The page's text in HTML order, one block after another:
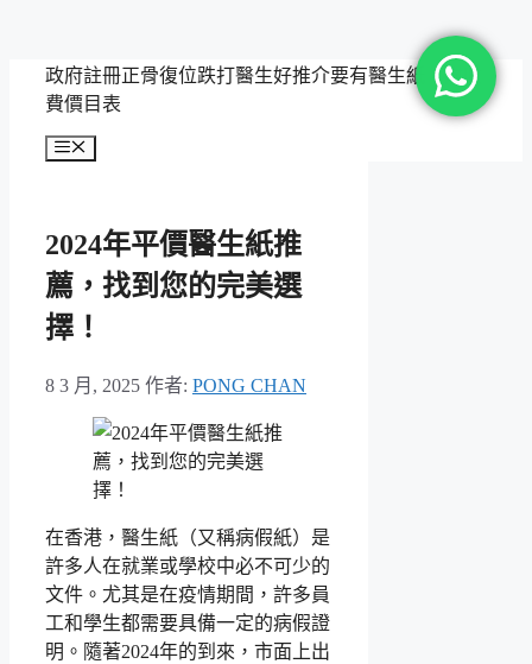
政府註冊正骨復位跌打醫生好推介要有醫生紙，附收
費價目表
選
2024年平價醫生紙推
薦，找到您的完美選
擇！
8 3 月, 2025 作者: PONG CHAN
在香港，醫生紙（又稱病假紙）是
許多人在就業或學校中必不可少的
文件。尤其是在疫情期間，許多員
工和學生都需要具備一定的病假證
明。隨著2024年的到來，市面上出